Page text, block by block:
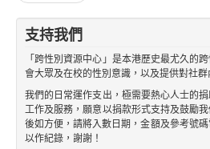
支持我們
「跨性別資源中心」是本港歷史最尤久的
會大眾及在校的性別意識，以及提供對社群
我們的日常運作支出，極需要熱心人士的
工作及服務，願意以捐款形式支持及鼓勵
後如方便，請將入數日期，金額及參考號
以作紀錄，謝謝！